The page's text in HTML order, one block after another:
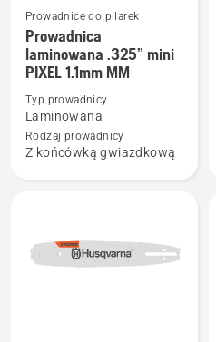
Zobacz
więcej
szczegółów
Prowadnica
laminowana
.325”
MM
Prowadnice do pilarek
Prowadnica
laminowana .325” mini
PIXEL 1.1mm MM
Typ prowadnicy
Laminowana
Rodzaj prowadnicy
Z końcówką gwiazdkową